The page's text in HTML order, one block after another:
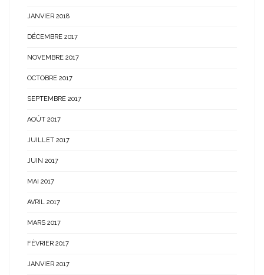
JANVIER 2018
DÉCEMBRE 2017
NOVEMBRE 2017
OCTOBRE 2017
SEPTEMBRE 2017
AOÛT 2017
JUILLET 2017
JUIN 2017
MAI 2017
AVRIL 2017
MARS 2017
FÉVRIER 2017
JANVIER 2017